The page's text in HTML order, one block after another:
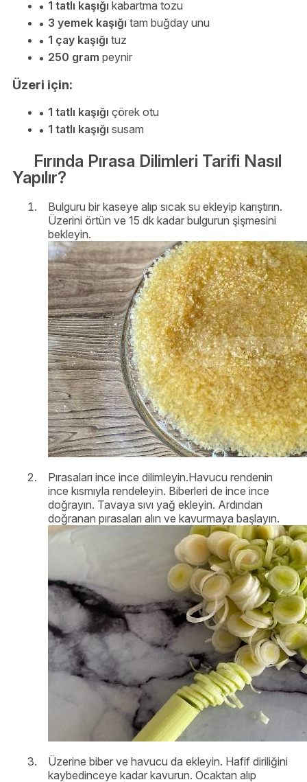
1 tatlı kaşığı kabartma tozu
3 yemek kaşığı tam buğday unu
1 çay kaşığı tuz
250 gram peynir
Üzeri için:
1 tatlı kaşığı çörek otu
1 tatlı kaşığı susam
Fırında Pırasa Dilimleri Tarifi Nasıl
Yapılır?
Bulguru bir kaseye alıp sıcak su ekleyip karıştırın.
Üzerini örtün ve 15 dk kadar bulgurun şişmesini
bekleyin.
Pırasaları ince ince dilimleyin.Havucu rendenin
ince kısmıyla rendeleyin. Biberleri de ince ince
doğrayın. Tavaya sıvı yağ ekleyin. Ardından
doğranan pırasaları alın ve kavurmaya başlayın.
Üzerine biber ve havucu da ekleyin. Hafif diriliğini
kaybedinceye kadar kavurun. Ocaktan alıp